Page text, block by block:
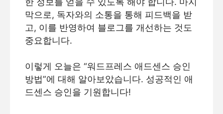
막으로, 독자와의 소통을 통해 피드백을 받
고, 이를 반영하여 블로그를 개선하는 것도
중요합니다.
이렇게 오늘은 “워드프레스 애드센스 승인
방법”에 대해 알아보았습니다. 성공적인 애
드센스 승인을 기원합니다!